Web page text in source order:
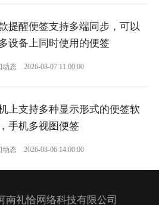
提醒便签支持多端同步，可以
设备上同时使用的便签
动态 2026-08-07 11:00:00
上支持多种显示形式的便签软
手机多视图便签
动态 2026-08-06 14:00:00
礼恰网络科技有限公司